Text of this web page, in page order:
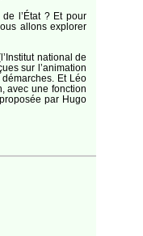
l’État ? Et pour
allons explorer
national de
sur l’animation
Et Léo
avec une fonction
par Hugo